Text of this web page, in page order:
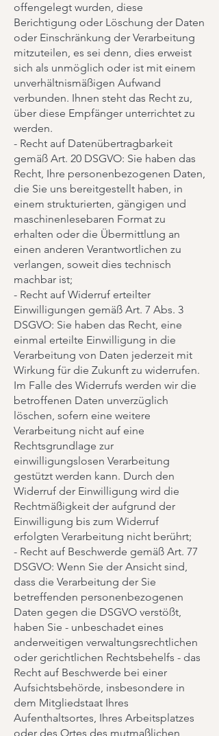
offengelegt wurden, diese
Berichtigung oder Löschung der Daten
oder Einschränkung der Verarbeitung
mitzuteilen, es sei denn, dies erweist
sich als unmöglich oder ist mit einem
unverhältnismäßigen Aufwand
verbunden. Ihnen steht das Recht zu,
über diese Empfänger unterrichtet zu
werden.
- Recht auf Datenübertragbarkeit
gemäß Art. 20 DSGVO: Sie haben das
Recht, Ihre personenbezogenen Daten,
die Sie uns bereitgestellt haben, in
einem strukturierten, gängigen und
maschinenlesebaren Format zu
erhalten oder die Übermittlung an
einen anderen Verantwortlichen zu
verlangen, soweit dies technisch
machbar ist;
- Recht auf Widerruf erteilter
Einwilligungen gemäß Art. 7 Abs. 3
DSGVO: Sie haben das Recht, eine
einmal erteilte Einwilligung in die
Verarbeitung von Daten jederzeit mit
Wirkung für die Zukunft zu widerrufen.
Im Falle des Widerrufs werden wir die
betroffenen Daten unverzüglich
löschen, sofern eine weitere
Verarbeitung nicht auf eine
Rechtsgrundlage zur
einwilligungslosen Verarbeitung
gestützt werden kann. Durch den
Widerruf der Einwilligung wird die
Rechtmäßigkeit der aufgrund der
Einwilligung bis zum Widerruf
erfolgten Verarbeitung nicht berührt;
- Recht auf Beschwerde gemäß Art. 77
DSGVO: Wenn Sie der Ansicht sind,
dass die Verarbeitung der Sie
betreffenden personenbezogenen
Daten gegen die DSGVO verstößt,
haben Sie - unbeschadet eines
anderweitigen verwaltungsrechtlichen
oder gerichtlichen Rechtsbehelfs - das
Recht auf Beschwerde bei einer
Aufsichtsbehörde, insbesondere in
dem Mitgliedstaat Ihres
Aufenthaltsortes, Ihres Arbeitsplatzes
oder des Ortes des mutmaßlichen